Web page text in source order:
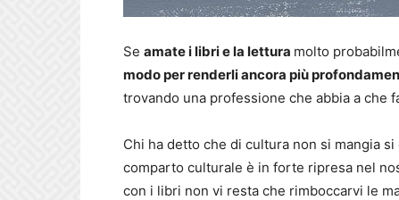
Se amate i libri e la lettura molto
modo per renderli ancora più
trovando una professione che abbia a che
Chi ha detto che di cultura non si mangia
comparto culturale è in forte ripresa nel
con i libri non vi resta che rimboccarvi le